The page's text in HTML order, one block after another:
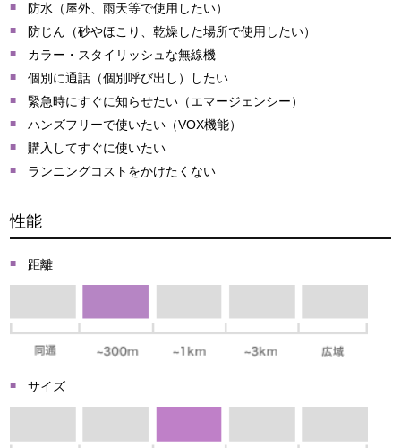
防水（屋外、雨天等で使用したい）
防じん（砂やほこり、乾燥した場所で使用したい）
カラー・スタイリッシュな無線機
個別に通話（個別呼び出し）したい
緊急時にすぐに知らせたい（エマージェンシー）
ハンズフリーで使いたい（VOX機能）
購入してすぐに使いたい
ランニングコストをかけたくない
性能
距離
サイズ